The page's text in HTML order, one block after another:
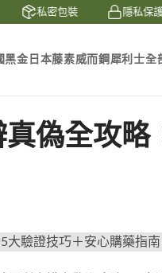
私密包裝 隱私保護
黑金 日本藤素威而鋼 犀利士全
偽全攻